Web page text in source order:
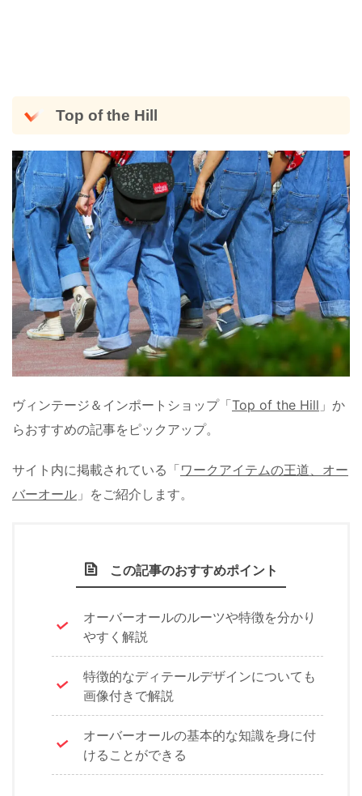
Top of the Hill
ヴィンテージ＆インポートショップ「Top of the Hill 」か
らおすすめの記事をピックアップ。
サイト内に掲載されている「ワークアイテムの王道、オー
バーオール 」をご紹介します。
この記事のおすすめポイント
オーバーオールのルーツや特徴を分かり
やすく解説
特徴的なディテールデザインについても
画像付きで解説
オーバーオールの基本的な知識を身に付
けることができる